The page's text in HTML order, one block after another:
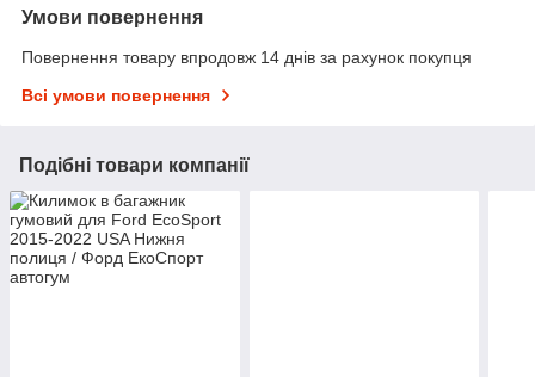
Умови повернення
Повернення товару впродовж 14 днів за рахунок покупця
Всі умови повернення
Подібні товари компанії